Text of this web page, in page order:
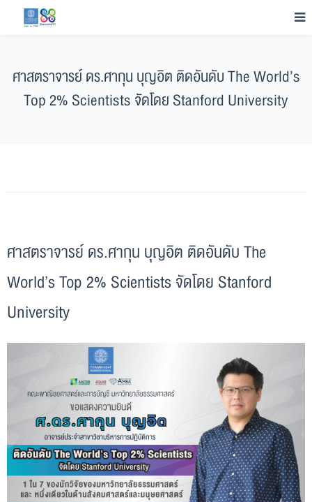
ศาสตราจารย์ ดร.ศากุน บุญอิต ติดอันดับ The World’s
Top 2% Scientists จัดโดย Stanford University
ศาสตราจารย์ ดร.ศากุน บุญอิต ติดอันดับ The
World’s Top 2% Scientists จัดโดย Stanford
University